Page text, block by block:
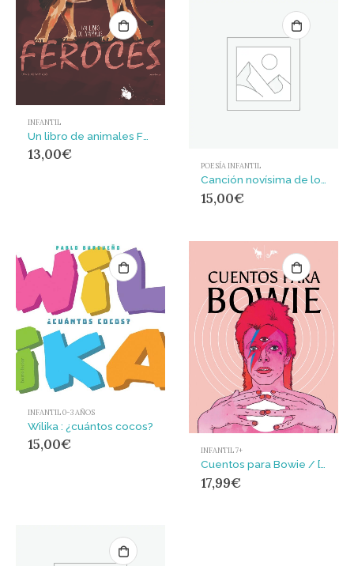
INFANTIL
13,00€
POESÍA INFANTIL
15,00€
INFANTIL 0-3 AÑOS
Wilika : ¿cuántos cocos?
15,00€ INFANTIL 7+
17,99€